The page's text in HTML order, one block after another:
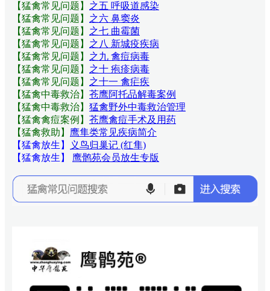
【猛禽常见问题 】 之五 呼吸道感染
【猛禽常见问题 】 之六 鼻窦炎
【猛禽常见问题 】 之七 曲霉菌
【猛禽常见问题 】 之八 新城疫疾病
【猛禽常见问题 】 之九 禽痘病毒
【猛禽常见问题 】 之十 疱疹病毒
【猛禽常见问题 】 之十一 禽疟疾
【猛禽中毒救治】 苍鹰阿托品解毒案例
【猛禽中毒救治】 猛禽野外中毒救治管理
【猛禽禽痘案例】 苍鹰禽痘手术及用药
【猛禽救助】 鹰隼类常见疾病简介
【猛禽放生】
义鸟归巢记 (红隼)
【猛禽放生】
鹰鹘苑会员放生专版